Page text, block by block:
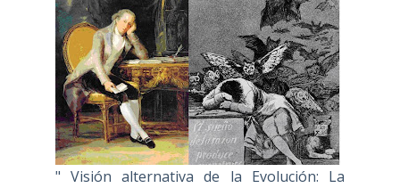
" Visión alternativa de la Evolución: La